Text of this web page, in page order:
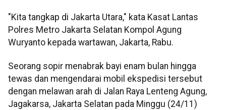
"Kita tangkap di Jakarta Utara," kata Kasat Lantas
Polres Metro Jakarta Selatan Kompol Agung
Wuryanto kepada wartawan, Jakarta, Rabu.
Seorang sopir menabrak bayi enam bulan hingga
tewas dan mengendarai mobil ekspedisi tersebut
dengan melawan arah di Jalan Raya Lenteng Agung,
Jagakarsa, Jakarta Selatan pada Minggu (24/11)